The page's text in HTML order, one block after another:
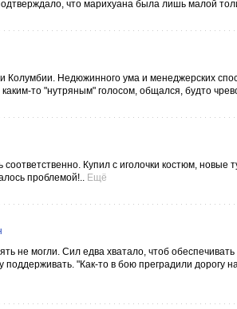
что марихуана была лишь малой
Колумбии. Недюжинного ума и менеджерских
то "нутряным" голосом, общался, будто
Купил с иголочки костюм, новые
проблемой!.. Ещё
не могли. Сил едва хватало, чтоб
"Как-то в бою преградили дорогу